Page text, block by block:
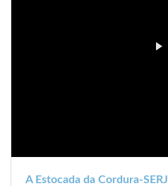
A Estocada da Cordura-SERJ